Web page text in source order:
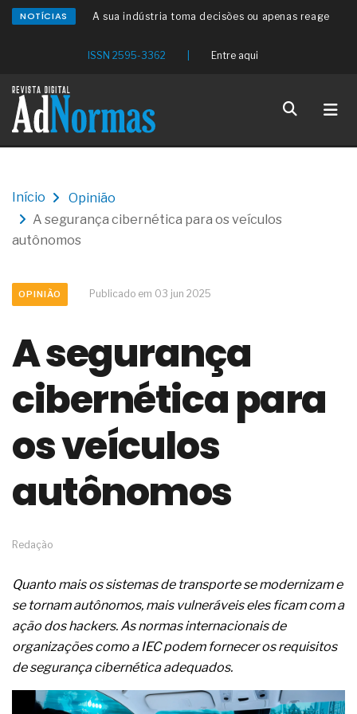
NOTÍCIAS
A sua indústria toma decisões ou apenas reage
Os serviços de reciclagem profunda a frio in situ
tentar criar uma reserva de mercado sobre as
NBR ISO
Os critérios médicos da síndrome metabólica
A prevenção clínica da coceira no ânus
crônica
As causas médicas da queda dos cabelos ou
hidráulicas de concreto de obras
O desenvolvimento de indicadores nas atividades
de governança das organizações
O desenho industrial ganha espaço como
estratégia competitiva nas empresas
materiais cimentícios com fibra de vidro
A próxima vantagem competitiva não está no
A IA elevou a régua do comprador B2B e a venda
complexa ficou ainda mais humana
A sua indústria toma decisões ou apenas reage
aos problemas?
Os serviços de reciclagem profunda a frio in situ
Os gestores da ABNT litigam de má-fé para
tentar criar uma reserva de mercado sobre as
Os critérios médicos da síndrome metabólica
ISSN 2595-3362 Entre aqui
Início
Opinião
A segurança cibernética para os veículos
autônomos
OPINIÃO Publicado em 03 jun 2025
A segurança
cibernética para
os veículos
autônomos
Redação
Quanto mais os sistemas de transporte se modernizam e
se tornam autônomos, mais vulneráveis eles ficam com a
ação dos hackers. As normas internacionais de
organizações como a IEC podem fornecer os requisitos
de segurança cibernética adequados.